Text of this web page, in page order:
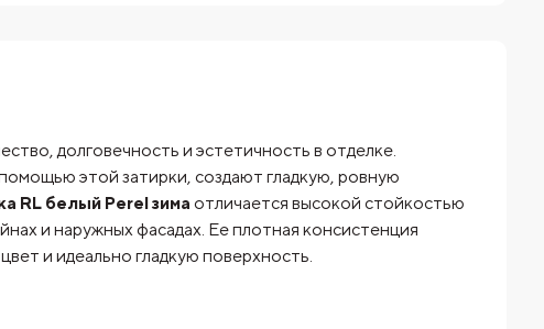
долговечность и эстетичность в отделке.
этой затирки, создают гладкую, ровную
RL белый Perel зима отличается высокой стойкостью
и наружных фасадах. Ее плотная консистенция
и идеально гладкую поверхность.